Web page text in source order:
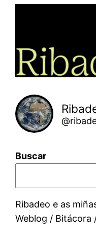
Buscar
Ribadeo e as
Weblog / Bitácora